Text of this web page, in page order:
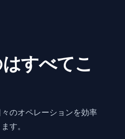
すべてこ
のオペレーションを効率
す。